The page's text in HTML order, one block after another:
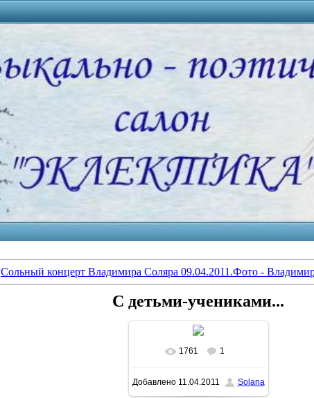
Сольный концерт Владимира Соляра 09.04.2011.Фото -
С детьми-учениками...
В реальном размере
1600x1230/ 166.1Kb
1761 1
Добавлено11.04.2011 Solana